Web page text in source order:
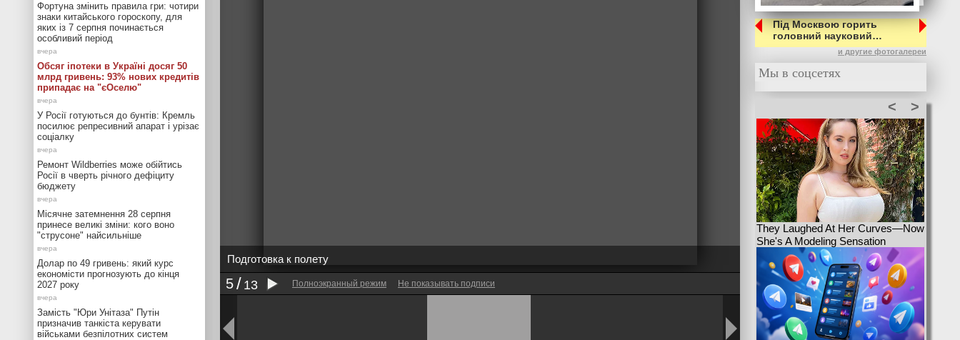
Подготовка к полету
5 13 Полноэкранный режим Не показывать подписи
Фортуна змінить правила гри: чотири
знаки китайського гороскопу, для
яких із 7 серпня починається
особливий період
Обсяг іпотеки в Україні досяг 50
млрд гривень: 93% нових кредитів
припадає на "єОселю"
У Росії готуються до бунтів: Кремль
посилює репресивний апарат і урізає
соціалку
Ремонт Wildberries може обійтись
Росії в чверть річного дефіциту
бюджету
Місячне затемнення 28 серпня
принесе великі зміни: кого воно
"струсоне" найсильніше
Долар по 49 гривень: який курс
економісти прогнозують до кінця
2027 року
Замість "Юри Унітаза" Путін
призначив танкіста керувати
військами безпілотних систем
Під Москвою горить
головний науковий…
и другие фотогалереи
Мы в соцсетях
>
<
They Laughed At Her Curves—Now
She's A Modeling Sensation